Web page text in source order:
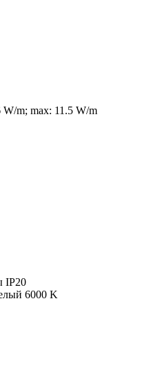
W/m; max: 11.5 W/m
IP20
6000 K